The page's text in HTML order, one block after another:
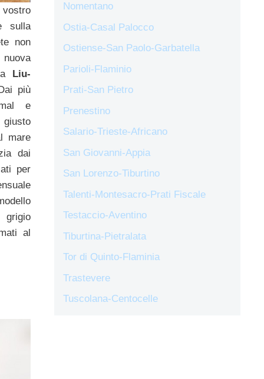
sulla
non
Liu-
più
e
mare
dai
per
grigio
al
Nomentano
Ostia-Casal Palocco
Ostiense-San Paolo-Garbatella
Parioli-Flaminio
Prati-San Pietro
Prenestino
Salario-Trieste-Africano
San Giovanni-Appia
San Lorenzo-Tiburtino
Talenti-Montesacro-Prati Fiscale
Testaccio-Aventino
Tiburtina-Pietralata
Tor di Quinto-Flaminia
Trastevere
Tuscolana-Centocelle